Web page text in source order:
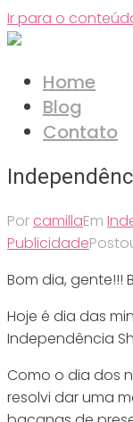
Ir para o
Home
Blog
Contato
Por camillaEm
Publicidade
Bom dia, gente!!!
Hoje é dia das
Independência
Como o dia dos
resolvi dar uma